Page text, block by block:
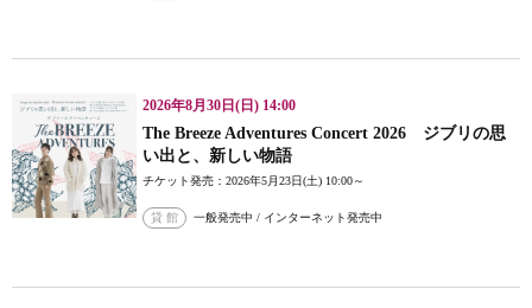
2026年8月30日(日) 14:00
The Breeze Adventures Concert 2026 ジブリの思
い出と、新しい物語
チケット発売：2026年5月23日(土) 10:00～
貸 館 一般発売中 / インターネット発売中